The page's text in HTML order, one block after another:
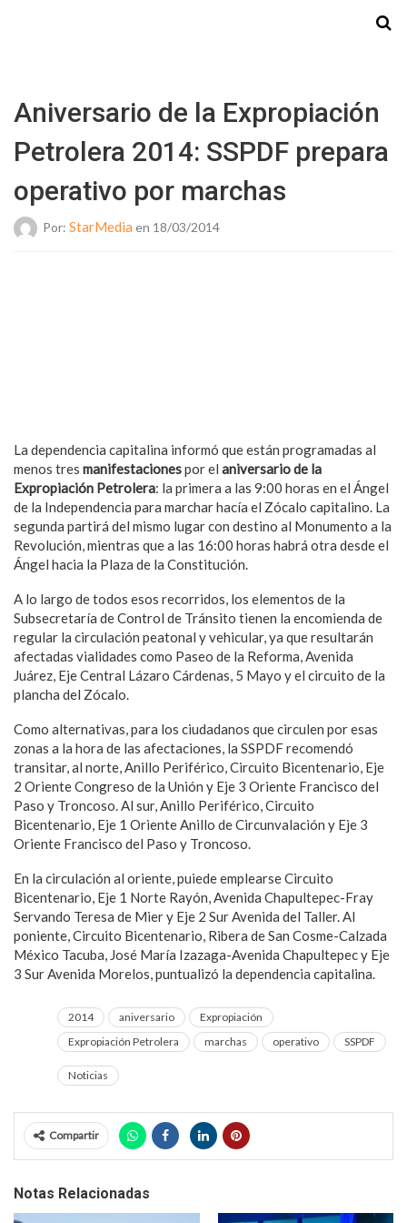
Aniversario de la Expropiación
Petrolera 2014: SSPDF prepara
operativo por marchas
Por: StarMedia en 18/03/2014
La dependencia capitalina informó que están programadas al
menos tres manifestacionespor el aniversario de la
Expropiación Petrolera: la primera a las 9:00 horas en el Ángel
de la Independencia para marchar hacía el Zócalo capitalino. La
segunda partirá del mismo lugar con destino al Monumento a la
Revolución, mientras que a las 16:00 horas habrá otra desde el
Ángel hacia la Plaza de la Constitución.
A lo largo de todos esos recorridos, los elementos de la
Subsecretaría de Control de Tránsito tienen la encomienda de
regular la circulación peatonal y vehicular, ya que resultarán
afectadas vialidades como Paseo de la Reforma, Avenida
Juárez, Eje Central Lázaro Cárdenas, 5 Mayo y el circuito de la
plancha del Zócalo.
Como alternativas, para los ciudadanos que circulen por esas
zonas a la hora de las afectaciones, la SSPDF recomendó
transitar, al norte, Anillo Periférico, Circuito Bicentenario, Eje
2 Oriente Congreso de la Unión y Eje 3 Oriente Francisco del
Paso y Troncoso. Al sur, Anillo Periférico, Circuito
Bicentenario, Eje 1 Oriente Anillo de Circunvalación y Eje 3
Oriente Francisco del Paso y Troncoso.
En la circulación al oriente, puiede emplearse Circuito
Bicentenario, Eje 1 Norte Rayón, Avenida Chapultepec-Fray
Servando Teresa de Mier y Eje 2 Sur Avenida del Taller. Al
poniente, Circuito Bicentenario, Ribera de San Cosme-Calzada
México Tacuba, José María Izazaga-Avenida Chapultepec y Eje
3 Sur Avenida Morelos, puntualizó la dependencia capitalina.
2014 aniversario
Expropiación
Expropiación Petrolera
marchas operativo SSPDF
Noticias
Compartir
Notas Relacionadas